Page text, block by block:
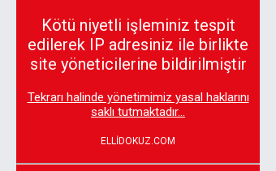
Kötü niyetli işleminiz tespit
edilerek IP adresiniz ile birlikte
site yöneticilerine bildirilmiştir
Tekrarı halinde yönetimimiz yasal haklarını
saklı tutmaktadır...
ELLİDOKUZ.COM